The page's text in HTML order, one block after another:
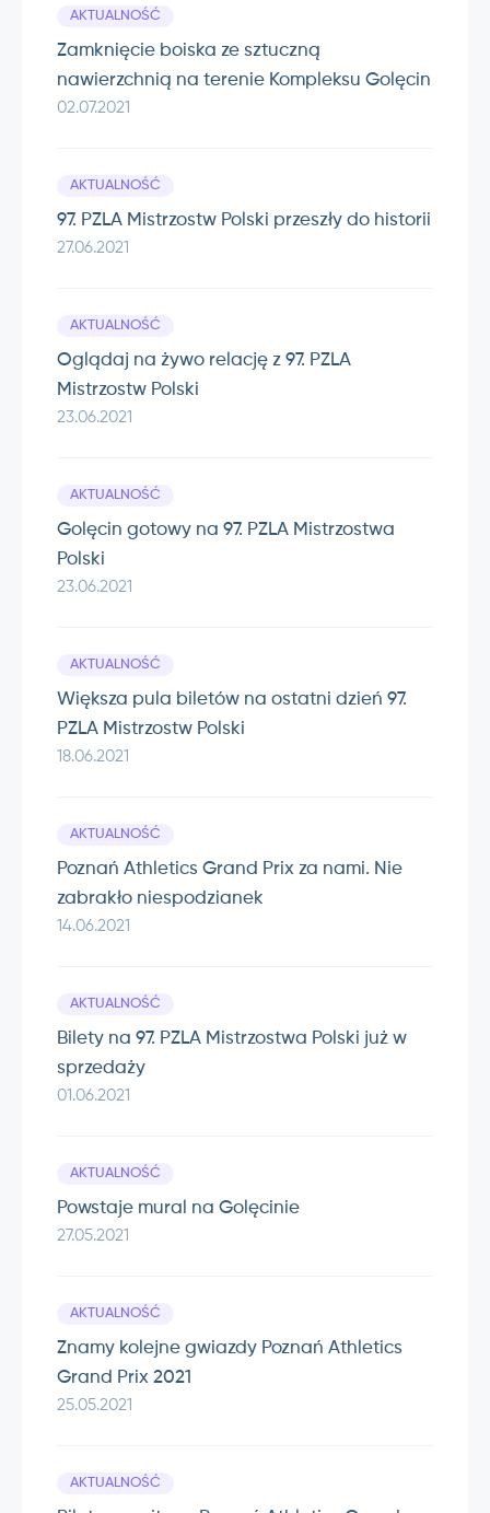
Zamknięcie boiska ze sztuczną
nawierzchnią na terenie Kompleksu Golęcin
02.07.2021
AKTUALNOŚĆ
97. PZLA Mistrzostw Polski przeszły do historii
27.06.2021
AKTUALNOŚĆ
Oglądaj na żywo relację z 97. PZLA
Mistrzostw Polski
23.06.2021
AKTUALNOŚĆ
Golęcin gotowy na 97. PZLA Mistrzostwa
Polski
23.06.2021
AKTUALNOŚĆ
Większa pula biletów na ostatni dzień 97.
PZLA Mistrzostw Polski
18.06.2021
AKTUALNOŚĆ
Poznań Athletics Grand Prix za nami. Nie
zabrakło niespodzianek
14.06.2021
AKTUALNOŚĆ
Bilety na 97. PZLA Mistrzostwa Polski już w
sprzedaży
01.06.2021
AKTUALNOŚĆ
Powstaje mural na Golęcinie
27.05.2021
AKTUALNOŚĆ
Znamy kolejne gwiazdy Poznań Athletics
Grand Prix 2021
25.05.2021
AKTUALNOŚĆ
AKTUALNOŚĆ